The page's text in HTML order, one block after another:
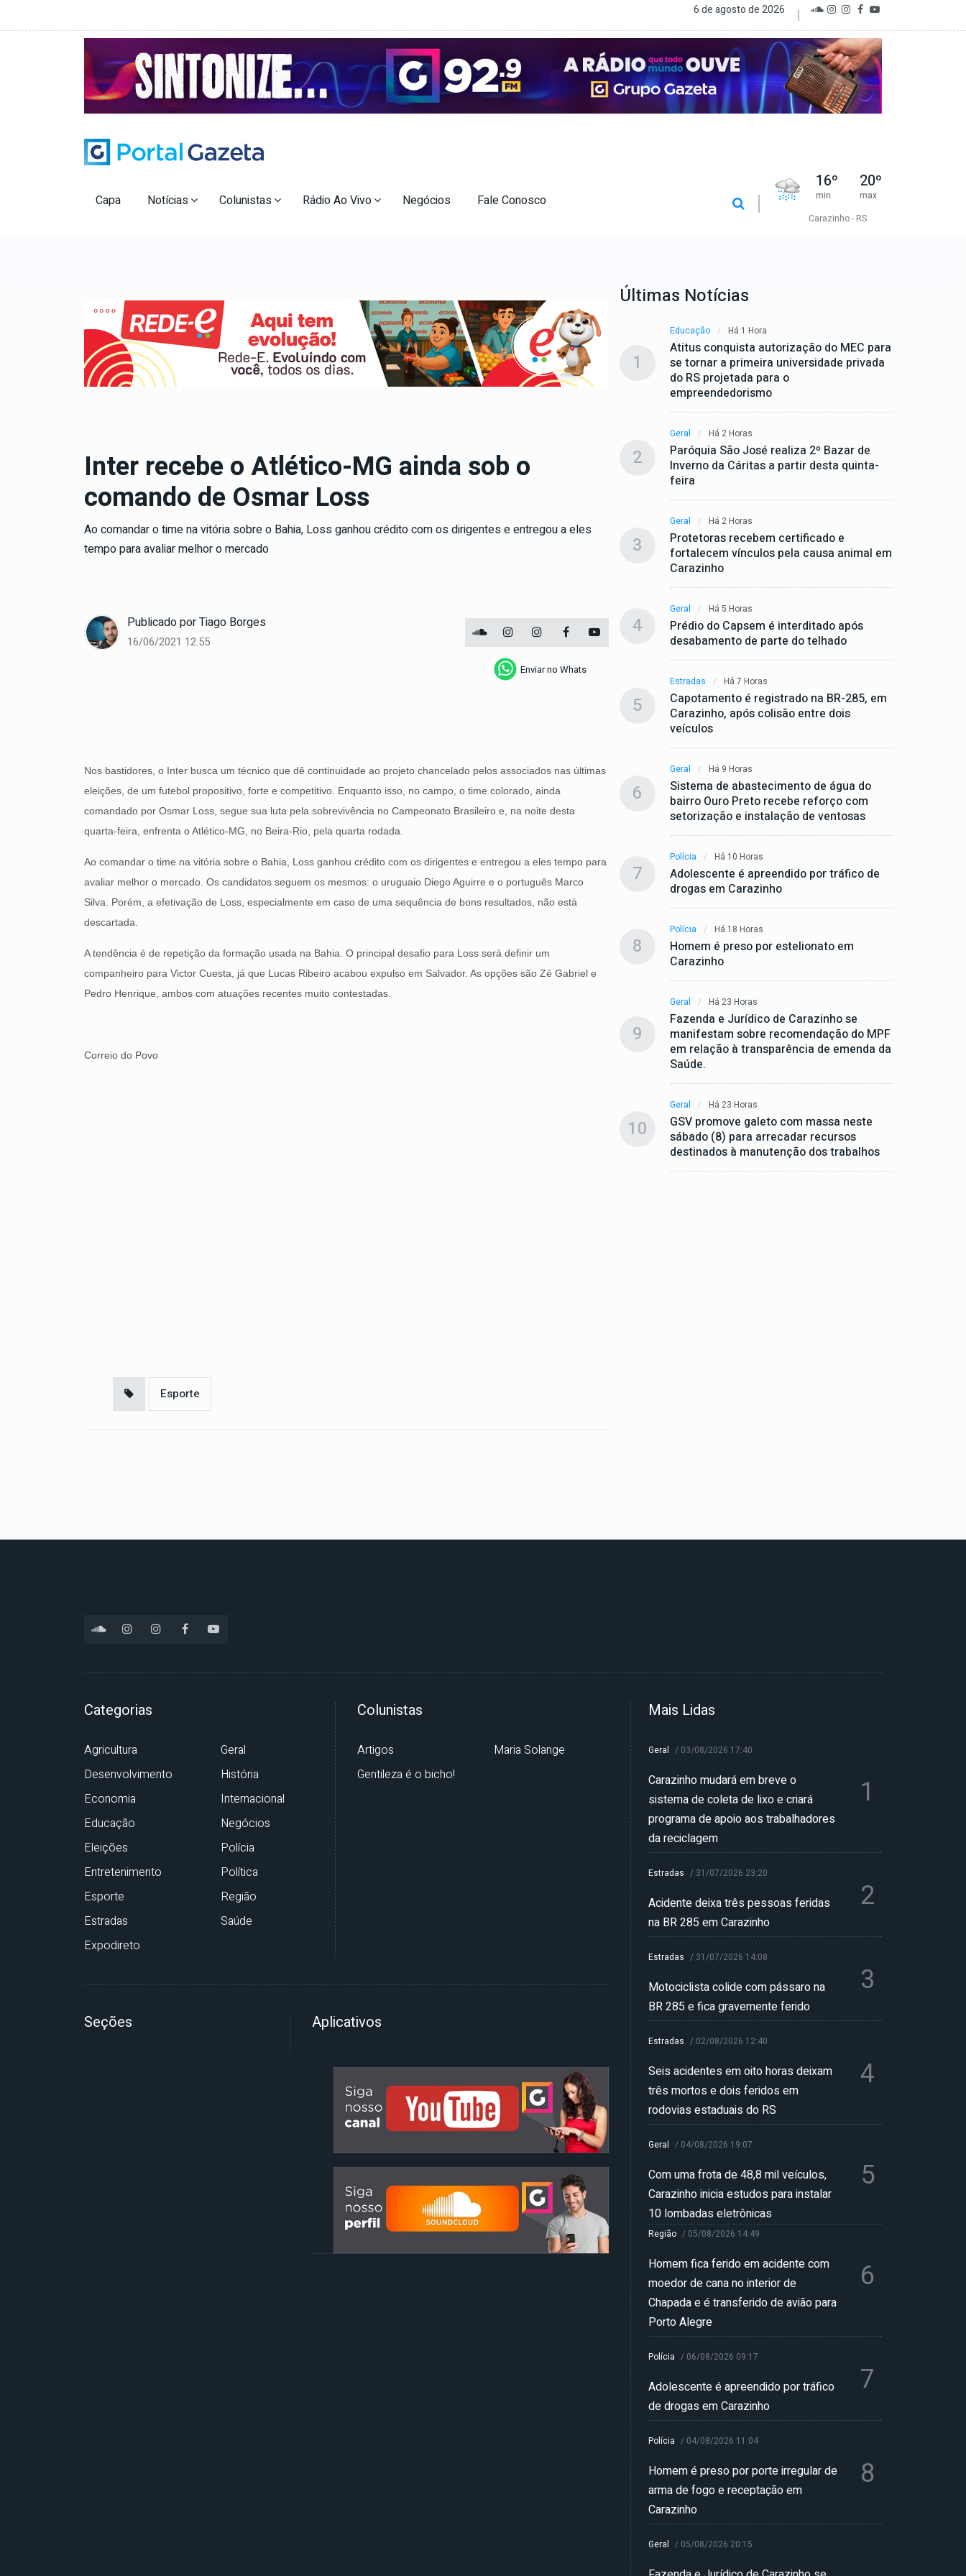
6 de agosto de 2026
Capa Notícias Colunistas Rádio Ao Vivo Negócios Fale Conosco
16º
min
20º
max
Carazinho - RS
Inter recebe o Atlético-MG ainda sob o
comando de Osmar Loss
Ao comandar o time na vitória sobre o Bahia, Loss ganhou crédito com os dirigentes e entregou a eles
tempo para avaliar melhor o mercado
Publicado porTiago Borges
16/06/2021 12:55
Enviar no Whats
Nos bastidores, o Inter busca um técnico que dê continuidade ao projeto chancelado pelos associados nas últimas
eleições, de um futebol propositivo, forte e competitivo. Enquanto isso, no campo, o time colorado, ainda
comandado por Osmar Loss, segue sua luta pela sobrevivência no Campeonato Brasileiro e, na noite desta
quarta-feira, enfrenta o Atlético-MG, no Beira-Rio, pela quarta rodada.
Ao comandar o time na vitória sobre o Bahia, Loss ganhou crédito com os dirigentes e entregou a eles tempo para
avaliar melhor o mercado. Os candidatos seguem os mesmos: o uruguaio Diego Aguirre e o português Marco
Silva. Porém, a efetivação de Loss, especialmente em caso de uma sequência de bons resultados, não está
descartada.
A tendência é de repetição da formação usada na Bahia. O principal desafio para Loss será definir um
companheiro para Victor Cuesta, já que Lucas Ribeiro acabou expulso em Salvador. As opções são Zé Gabriel e
Pedro Henrique, ambos com atuações recentes muito contestadas.
Correio do Povo
Esporte
Últimas Notícias
1
Educação Há 1 Hora
Atitus conquista autorização do MEC para
se tornar a primeira universidade privada
do RS projetada para o
empreendedorismo
2
Geral Há 2 Horas
Paróquia São José realiza 2º Bazar de
Inverno da Cáritas a partir desta quinta-
feira
3
Geral Há 2 Horas
Protetoras recebem certificado e
fortalecem vínculos pela causa animal em
Carazinho
4
Geral Há 5 Horas
Prédio do Capsem é interditado após
desabamento de parte do telhado
5
Estradas Há 7 Horas
Capotamento é registrado na BR-285, em
Carazinho, após colisão entre dois
veículos
6
Geral Há 9 Horas
Sistema de abastecimento de água do
bairro Ouro Preto recebe reforço com
setorização e instalação de ventosas
7
Polícia Há 10 Horas
Adolescente é apreendido por tráfico de
drogas em Carazinho
8
Polícia Há 18 Horas
Homem é preso por estelionato em
Carazinho
9
Geral Há 23 Horas
Fazenda e Jurídico de Carazinho se
manifestam sobre recomendação do MPF
em relação à transparência de emenda da
Saúde.
10
Geral Há 23 Horas
GSV promove galeto com massa neste
sábado (8) para arrecadar recursos
destinados à manutenção dos trabalhos
Categorias
Agricultura
Desenvolvimento
Economia
Educação
Eleições
Entretenimento
Esporte
Estradas
Expodireto
Geral
História
Internacional
Negócios
Polícia
Política
Região
Saúde
Colunistas
Artigos
Gentileza é o bicho!
Maria Solange
Seções Aplicativos
Mais Lidas
Geral / 03/08/2026 17:40
Carazinho mudará em breve o
sistema de coleta de lixo e criará
programa de apoio aos trabalhadores
da reciclagem
1
Estradas / 31/07/2026 23:20
Acidente deixa três pessoas feridas
na BR 285 em Carazinho
2
Estradas / 31/07/2026 14:08
Motociclista colide com pássaro na
BR 285 e fica gravemente ferido
3
Estradas / 02/08/2026 12:40
Seis acidentes em oito horas deixam
três mortos e dois feridos em
rodovias estaduais do RS
4
Geral / 04/08/2026 19:07
Com uma frota de 48,8 mil veículos,
Carazinho inicia estudos para instalar
10 lombadas eletrônicas
5
Região / 05/08/2026 14:49
Homem fica ferido em acidente com
moedor de cana no interior de
Chapada e é transferido de avião para
Porto Alegre
6
Polícia / 06/08/2026 09:17
Adolescente é apreendido por tráfico
de drogas em Carazinho
7
Polícia / 04/08/2026 11:04
Homem é preso por porte irregular de
arma de fogo e receptação em
Carazinho
8
Geral / 05/08/2026 20:15